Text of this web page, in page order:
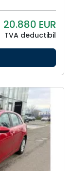
20.880 EUR
TVA deductibil